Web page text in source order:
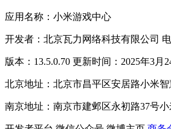
应用名称：小米游戏中心
开发者：北京瓦力网络科技有限公司 电
版本：13.5.0.70 更新时间：2025年3月
北京地址：北京市昌平区安居路小米智
南京地址：南京市建邺区永初路37号